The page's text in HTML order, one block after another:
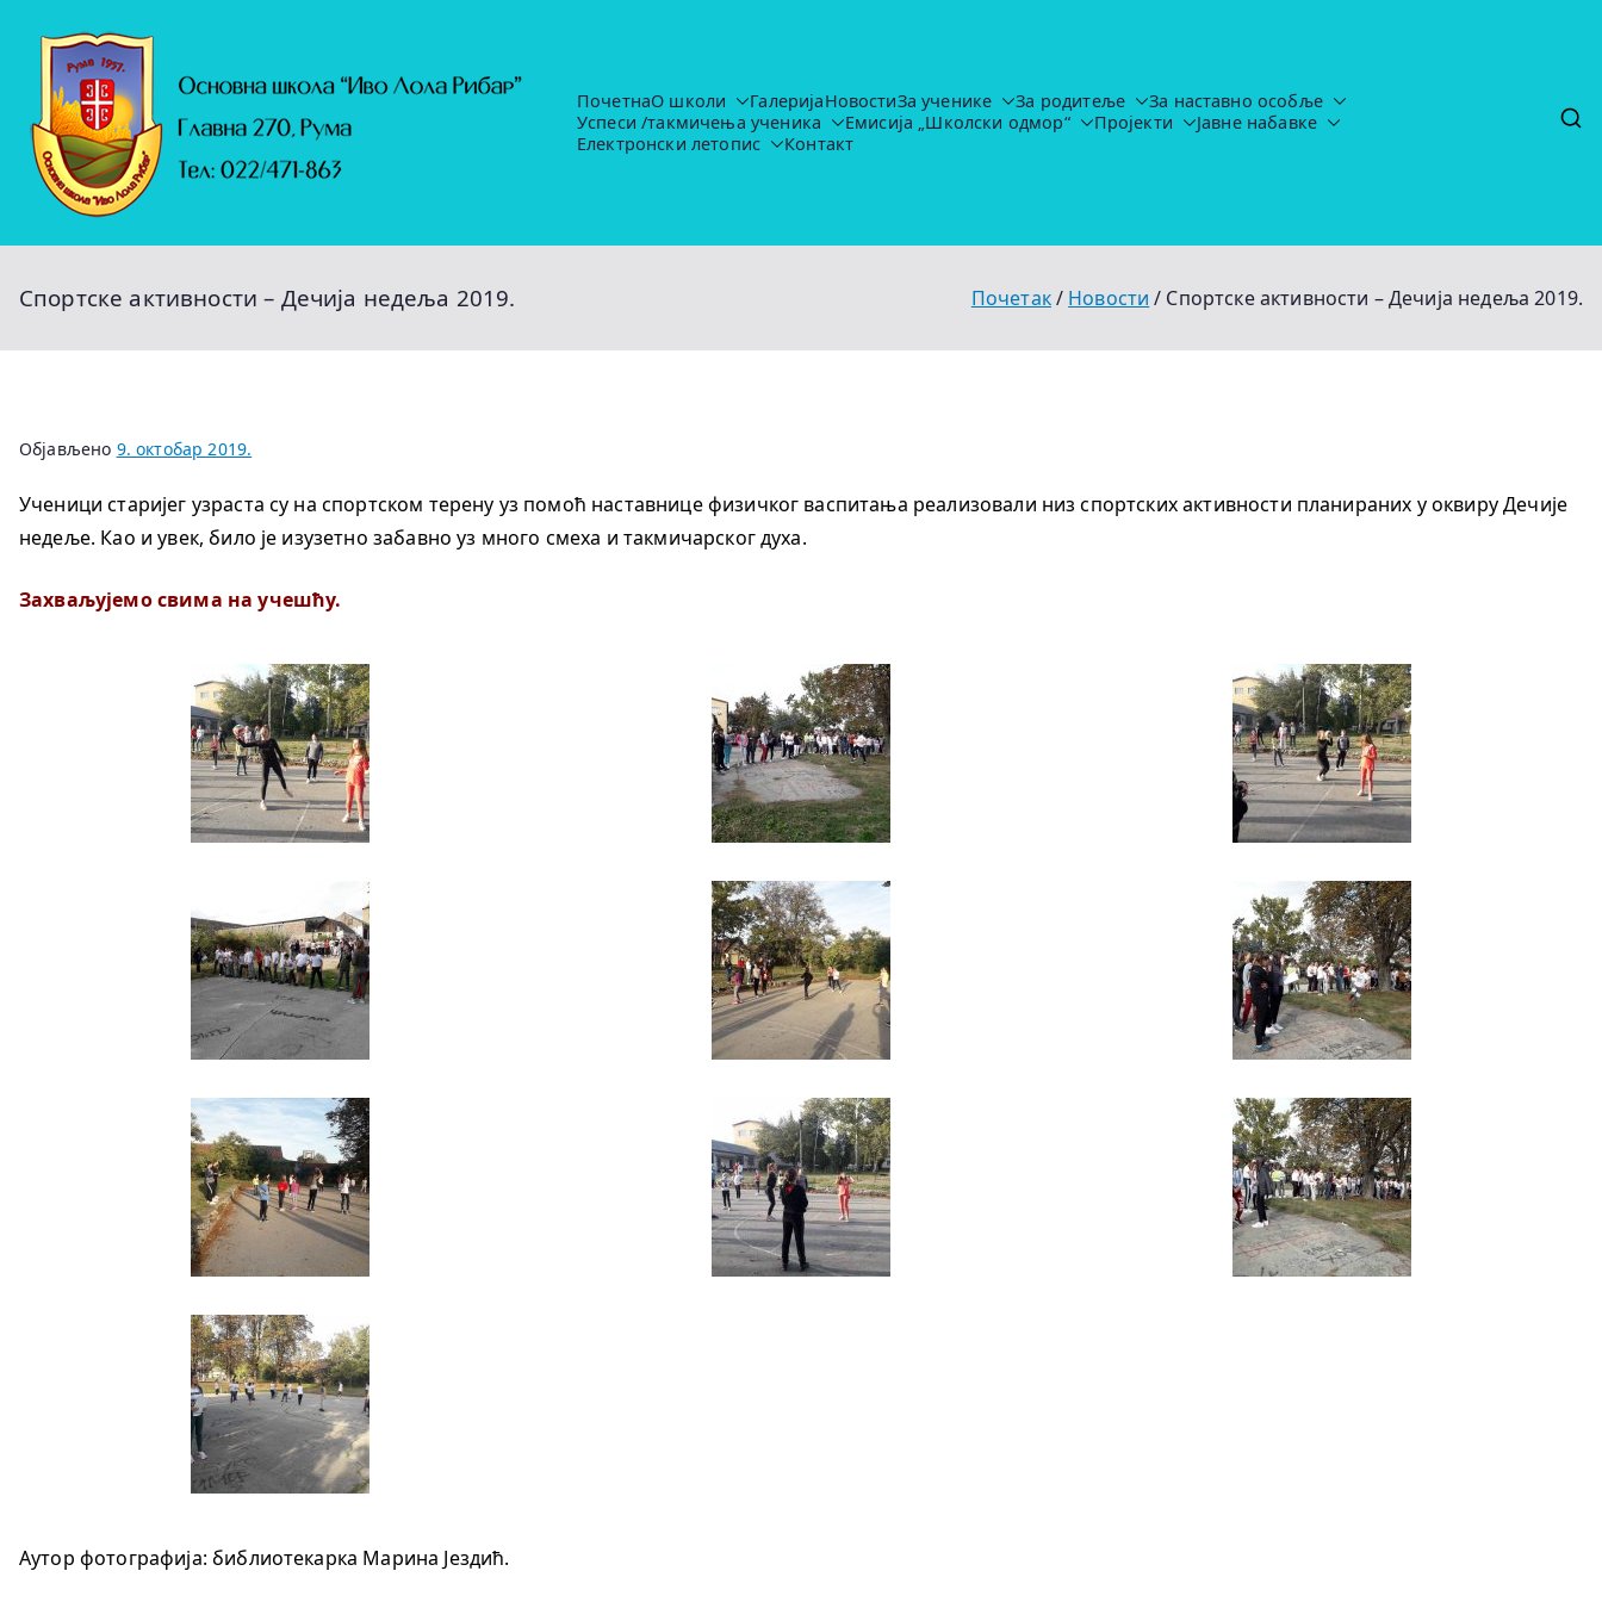
садржај
Основна школа "Иво Лола Рибар"
https://ruma.rs/vesti/ulaganja-u-obrazovanje-u-rumi-se-nastavljaju-uredj
ПочетнаО школи ГалеријаНовостиЗа ученике За родитеље
За наставно особље
Успеси /такмичења ученика
Емисија „Школски одмор“ Пројекти
Јавне набавке
Електронски летопис
Контакт
Спортске активности – Дечија недеља 2019. Почетак Новости Спортске активности – Дечија недеља 2019.
Објављено 9. октобар 2019.
Ученици старијег узраста су на спортском терену уз помоћ наставнице физичког васпитања реализовали низ спортских активности планираних у оквиру Дечије
недеље. Као и увек, било је изузетно забавно уз много смеха и такмичарског духа.
Захваљујемо свима на учешћу.
Аутор фотографија: библиотекарка Марина Јездић.